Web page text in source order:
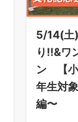
5/14(土
り‼︎&ワ
ン 【
年生対
編〜